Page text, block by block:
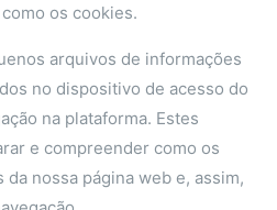
os cookies.
arquivos de informações
no dispositivo de acesso do
na plataforma. Estes
e compreender como os
nossa página web e, assim,